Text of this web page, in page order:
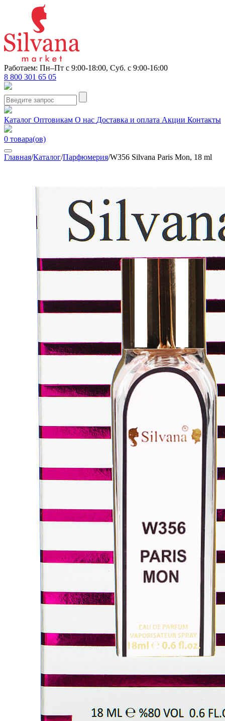
Работаем: Пн–Пт с 9:00-18:00, Суб. с 9:00-16:00
8 800 301 65 05
Каталог Оптовикам О нас Доставка и оплата Акции Контакты
0 товара(ов)
Главная/Каталог/Парфюмерия/W356 Silvana Paris Mon, 18 ml